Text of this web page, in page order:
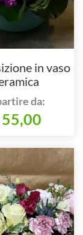
in vaso
da: